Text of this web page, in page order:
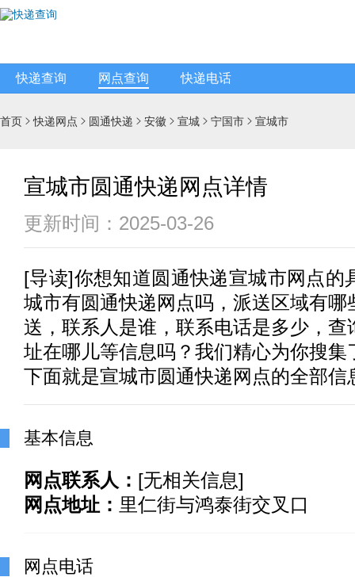
快递查询 网点查询 快递电话
首页 快递网点  圆通快递  安徽  宣城  宁国市  宣城市
宣城市圆通快递网点详情
更新时间：2025-03-26
[导读]你想知道圆通快递宣城市网点的
城市有圆通快递 网点吗，派送区域有
送，联系人是谁，联系电话是多少，查
址在哪儿等信息吗？我们精心为你搜集
下面就是宣城市圆通快递网点的全部信
基本信息
网点联系人： [无相关信息]
网点地址： 里仁街与鸿泰街交叉口
网点电话